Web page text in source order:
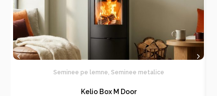
Seminee pe lemne Seminee metalice
Kelio Box M Door